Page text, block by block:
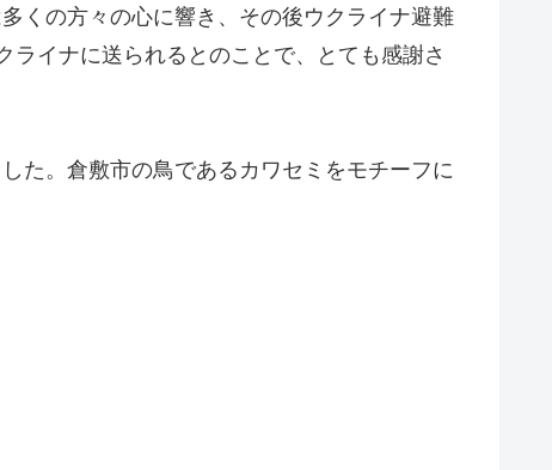
くの方々の心に響き、その後ウクライナ避難
イナに送られるとのことで、とても感謝さ
た。倉敷市の鳥であるカワセミをモチーフに